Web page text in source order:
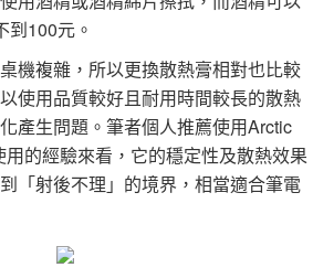
到100元。
機複雜，所以更換散熱膏相對也比較
使用品質較好且耐用時間較長的散熱
產生問題。筆者個人推薦使用Arctic
的經驗來看，它的穩定性及散熱效果
「射後不理」的境界，相當適合筆電